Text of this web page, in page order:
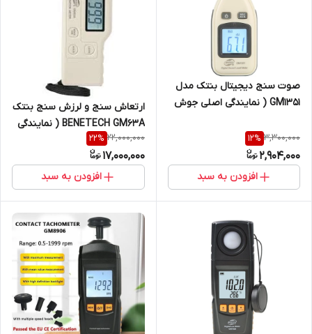
صوت سنج دیجیتال بنتک مدل
GM1351 ( نمایندگی اصلی جوش
3,300,000
12%
2,904,000
افزودن به سبد
ارتعاش سنج و لرزش سنج بنتک
BENETECH GM63A ( نمایندگی
اصلی جوش آزما تجهیز
09120741826)
22,000,000
22%
17,000,000
افزودن به سبد